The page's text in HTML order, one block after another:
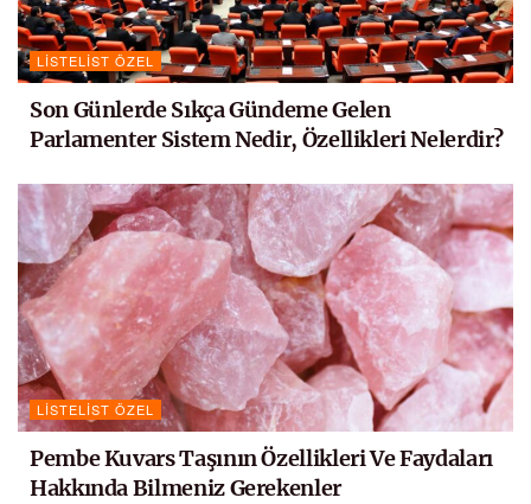
LISTELIST ÖZEL
Son Günlerde Sıkça Gündeme Gelen
Parlamenter Sistem Nedir, Özellikleri Nelerdir?
LISTELIST ÖZEL
Pembe Kuvars Taşının Özellikleri Ve Faydaları
Hakkında Bilmeniz Gerekenler